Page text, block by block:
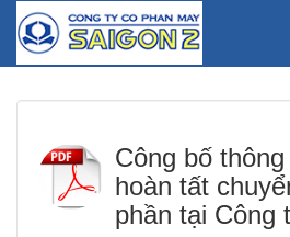
Công bố
hoàn tất
phần tại Công